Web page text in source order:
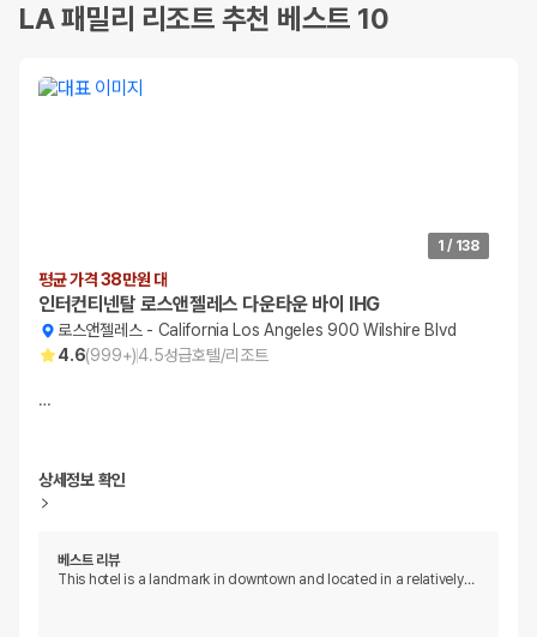
LA 패밀리 리조트 추천 베스트 10
1 / 138
평균 가격 38만원 대
인터컨티넨탈 로스앤젤레스 다운타운 바이 IHG
로스앤젤레스- California Los Angeles 900 Wilshire Blvd
4.6(999+)4.5성급호텔/리조트
…
상세정보 확인
베스트 리뷰
This hotel is a landmark in downtown and located in a relatively…